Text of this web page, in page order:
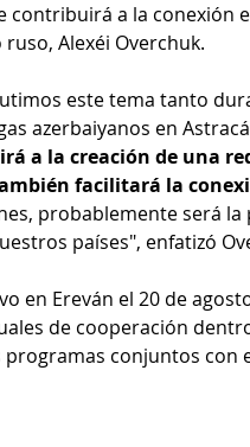
contribuirá a la conexión
Alexéi Overchuk.
este tema tanto
azerbaiyanos en
a la creación de una
facilitará la
probablemente será
países", enfatizó
en Ereván el 20 de
de cooperación
programas conjuntos